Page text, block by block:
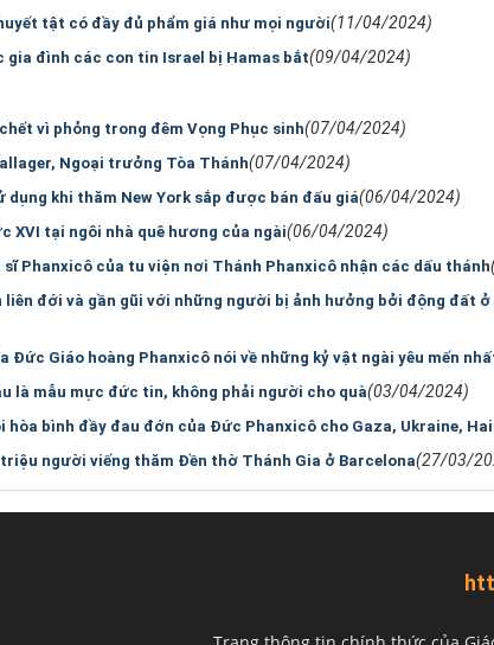
tật có đầy đủ phẩm giá như mọi người(11/04/2024)
gia đình các con tin Israel bị Hamas bắt(09/04/2024)
vì phỏng trong đêm Vọng Phục sinh(07/04/2024)
Ngoại trưởng Tòa Thánh(07/04/2024)
dụng khi thăm New York sắp được bán đấu giá(06/04/2024)
XVI tại ngôi nhà quê hương của ngài(06/04/2024)
Phanxicô của tu viện nơi Thánh Phanxicô nhận các dấu thánh
liên đới và gần gũi với những người bị ảnh hưởng bởi động đất
Đức Giáo hoàng Phanxicô nói về những kỷ vật ngài yêu mến
là mẫu mực đức tin, không phải người cho quà(03/04/2024)
hòa bình đầy đau đớn của Đức Phanxicô cho Gaza, Ukraine,
triệu người viếng thăm Đền thờ Thánh Gia ở Barcelona(27/03/